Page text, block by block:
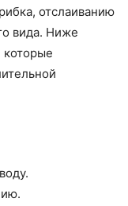
отслаиванию
вида. Ниже